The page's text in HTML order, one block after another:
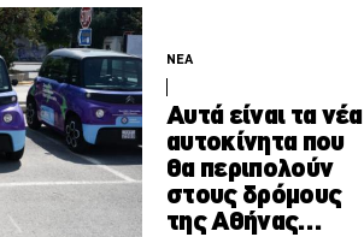
ΝΕΑ
Αυτά είναι τα νέα
αυτοκίνητα που
θα περιπολούν
στους δρόμους
της Αθήνας